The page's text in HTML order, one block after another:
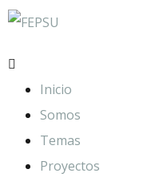
Inicio
Somos
Temas
Proyectos